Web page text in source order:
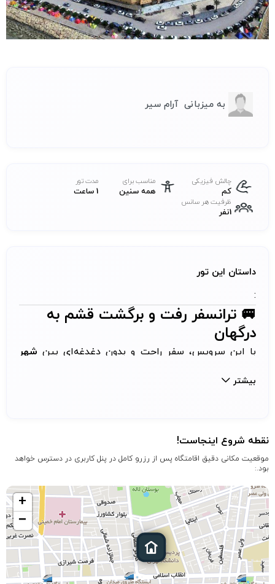
به میزبانیآرام سیر
چالش فیزیکی
کم
مناسب برای
همه سنین
مدت تور
1 ساعت
ظرفیت هر سانس
1نفر
داستان این تور
:
🚐 ترانسفر رفت و برگشت قشم به
درگهان
با این سرویس، سفر راحت و بدون دغدغه‌ای بین شهر
تاکسی یا هماهنگی جداگانه نیست؛ ترانسفر رفت و
خدمات شامل:
ترانسفررفت و برگشت از قشم به درگهان
شما
زمان‌بندی منعطف متناسب با نیاز مسافران
📍 مبدا: شهر قشم
📍 مقصد: بازار و اسکله درگهان
⏱️ مدت زمان سفر: حدود ۳۰ تا ۴۵ دقیقه
بیشتر
نقطه شروع اینجاست!
موقعیت مکانی دقیق اقامتگاه پس از رزرو کامل در پنل کاربری در دسترس خواهد
بود.:
+
−